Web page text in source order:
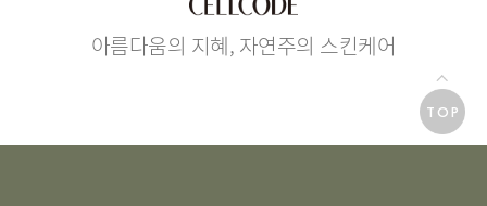
아름다움의 지혜, 자연주의 스킨케어
TOP